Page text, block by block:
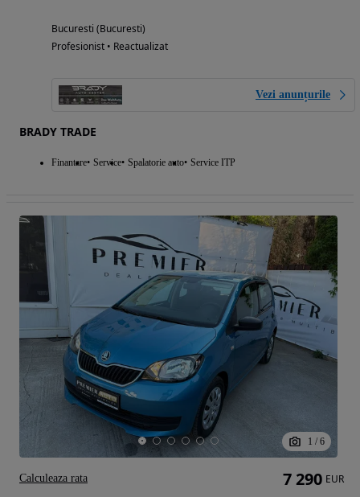
Bucuresti (Bucuresti)
Profesionist • Reactualizat
Vezi anunțurile
BRADY TRADE
Finantare Service Spalatorie auto Service ITP
1 / 6
7 290 EUR
Calculeaza rata